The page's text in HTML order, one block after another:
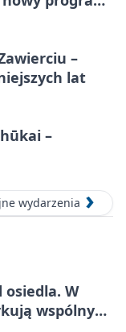
–
lat
–
wydarzenia
osiedla. W
wspólny